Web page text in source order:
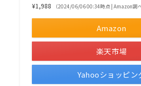
¥1,988 （2024/06/06 00:34時点 | Amazon調べ
Amazon
楽天市場
Yahooショッピン